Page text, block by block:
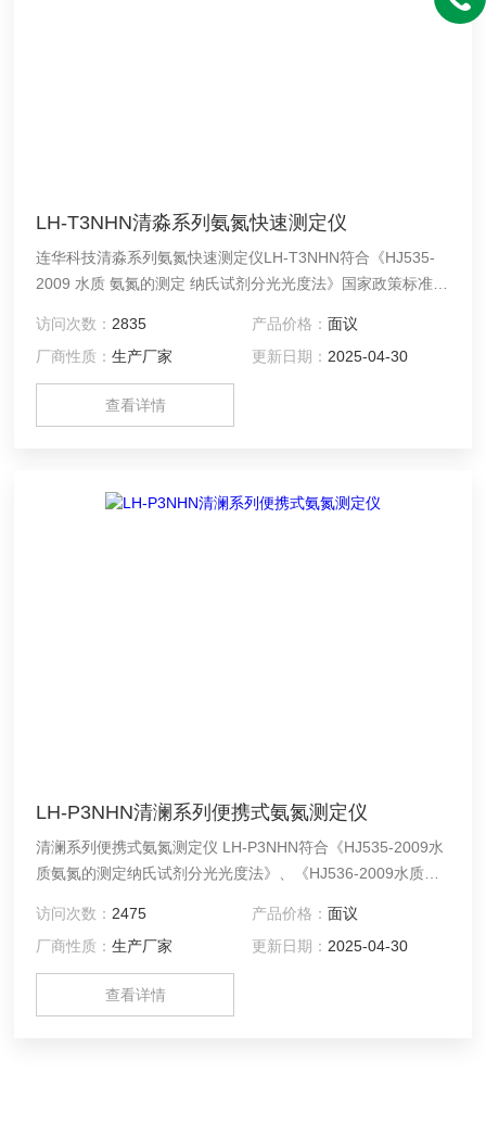
LH-T3NHN清淼系列氨氮快速测定仪
连华科技清淼系列氨氮快速测定仪LH-T3NHN符合《HJ535-
2009 水质 氨氮的测定 纳氏试剂分光光度法》国家政策标准，
读，支持φ16mm管比色、10mm皿比色2种测量模式。3.5时
高清彩色屏幕，表盘式UI清晰美观，经济实用。
访问次数： 2835 产品价格： 面议
厂商性质：生产厂家 更新日期： 2025-04-30
查看详情
LH-P3NHN清澜系列便携式氨氮测定仪
​清澜系列便携式氨氮测定仪 LH-P3NHN符合《HJ535-2009水
质氨氮的测定纳氏试剂分光光度法》、《HJ536-2009水质氨
族式动态表盘界面，可直观显示检测结果，量程超限红色警
示。内置大容量锂电池，采用Type-c标准接口，续航持久，充
电、数据传输都非常方便。
访问次数： 2475 产品价格： 面议
厂商性质：生产厂家 更新日期： 2025-04-30
查看详情